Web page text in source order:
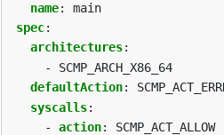
name:
main
spec:
architectures:
- SCMP_ARCH_X86_64
defaultAction:
syscalls:
- action:
SCMP_ACT_ALLOW